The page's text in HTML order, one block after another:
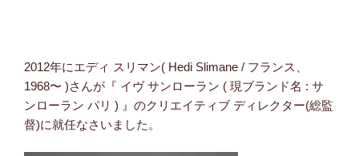
2012年にエディ スリマン( Hedi Slimane / フランス、
1968〜 )さんが『 イヴ サンローラン ( 現ブランド名 : サ
ンローラン パリ ) 』のクリエイティブ ディレクター(総監
督)に就任なさいました。